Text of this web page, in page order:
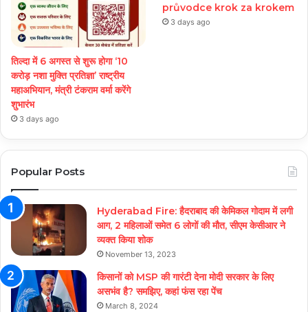
तिल्दा में 6 अगस्त से शुरू होगा ‘10
करोड़ नशा मुक्ति प्रतिज्ञा’ राष्ट्रीय
महाअभियान, मंत्री टंकराम वर्मा करेंगे
शुभारंभ
3 days ago
průvodce krok za krokem
3 days ago
Popular Posts
Hyderabad Fire: हैदराबाद की केमिकल गोदाम में लगी
आग, 2 महिलाओं समेत 6 लोगों की मौत, सीएम केसीआर ने
व्यक्त किया शोक
November 13, 2023
किसानों को MSP की गारंटी देना मोदी सरकार के लिए
असभंव है? समझिए, कहां फंस रहा पेंच
March 8, 2024